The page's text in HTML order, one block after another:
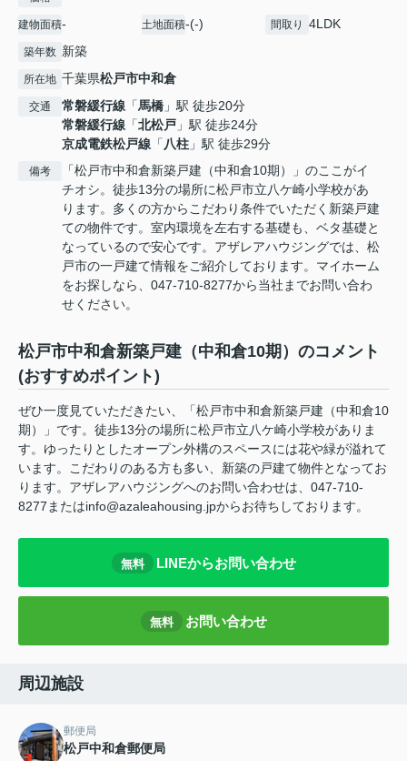
建物面積- 土地面積-(-) 間取り 4LDK
築年数 新築
所在地 千葉県松戸市中和倉
交通 常磐緩行線 「馬橋 」駅 徒歩20分
常磐緩行線 「北松戸 」駅 徒歩24分
京成電鉄松戸線 「八柱 」駅 徒歩29分
備考
「松戸市中和倉新築戸建（中和倉10期）」のここがイ
チオシ。徒歩13分の場所に松戸市立八ケ崎小学校があ
ります。多くの方からこだわり条件でいただく新築戸建
ての物件です。室内環境を左右する基礎も、ベタ基礎と
なっているので安心です。アザレアハウジングでは、松
戸市の一戸建て情報をご紹介しております。マイホーム
をお探しなら、047-710-8277から当社までお問い合わ
せください。
松戸市中和倉新築戸建（中和倉10期）のコメント
(おすすめポイント)
ぜひ一度見ていただきたい、「松戸市中和倉新築戸建（中和倉10
期）」です。徒歩13分の場所に松戸市立八ケ崎小学校がありま
す。ゆったりとしたオープン外構のスペースには花や緑が溢れて
います。こだわりのある方も多い、新築の戸建て物件となってお
ります。アザレアハウジングへのお問い合わせは、047-710-
8277またはinfo@azaleahousing.jpからお待ちしております。
無料 LINEからお問い合わせ
無料 お問い合わせ
周辺施設
郵便局
松戸中和倉郵便局